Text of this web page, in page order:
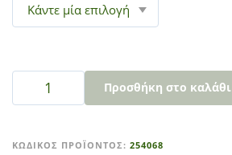
Προσθήκη στο καλάθι
ΚΩΔΙΚΌΣ ΠΡΟΪΌΝΤΟΣ: 254068